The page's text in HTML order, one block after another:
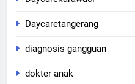
Daycaretangerang
diagnosis gangguan
dokter anak